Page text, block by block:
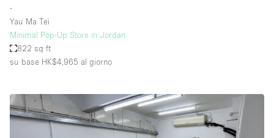
∙
Yau Ma Tei
Minimal Pop-Up Store in Jordan
822 sq ft
su base HK$4,965 al giorno